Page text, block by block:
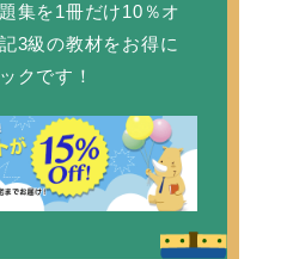
集を1冊だけ10％オ
3級の教材をお得に
クです！